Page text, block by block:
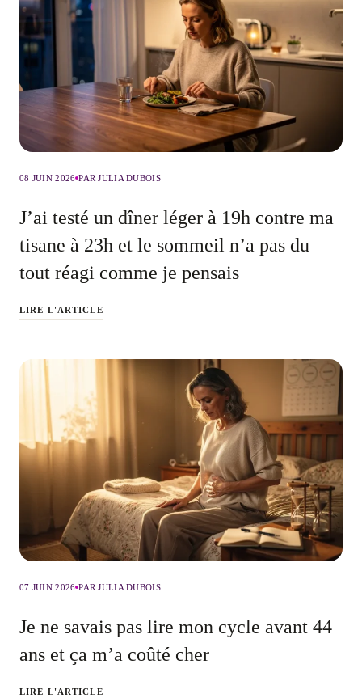
08 JUIN 2026 PAR JULIA DUBOIS
J’ai testé un dîner léger à 19h contre ma
tisane à 23h et le sommeil n’a pas du
tout réagi comme je pensais
LIRE L'ARTICLE
07 JUIN 2026 PAR JULIA DUBOIS
Je ne savais pas lire mon cycle avant 44
ans et ça m’a coûté cher
LIRE L'ARTICLE